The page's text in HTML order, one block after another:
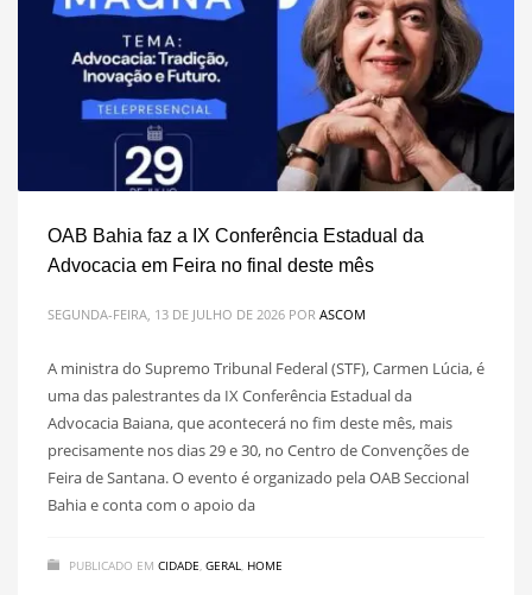
OAB Bahia faz a IX Conferência Estadual da
Advocacia em Feira no final deste mês
SEGUNDA-FEIRA, 13 DE JULHO DE 2026 POR ASCOM
A ministra do Supremo Tribunal Federal (STF), Carmen Lúcia, é
uma das palestrantes da IX Conferência Estadual da
Advocacia Baiana, que acontecerá no fim deste mês, mais
precisamente nos dias 29 e 30, no Centro de Convenções de
Feira de Santana. O evento é organizado pela OAB Seccional
Bahia e conta com o apoio da
PUBLICADO EM CIDADE, GERAL, HOME